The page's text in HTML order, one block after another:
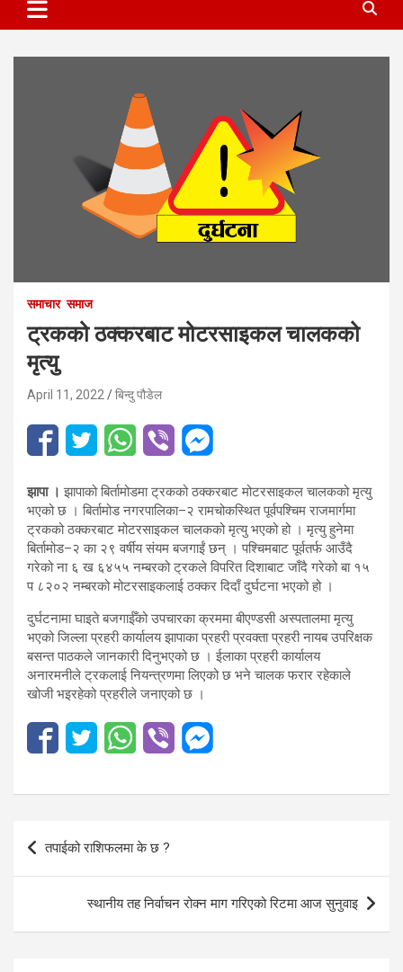
समाचार समाज
ट्रकको ठक्करबाट मोटरसाइकल चालकको
मृत्यु
April 11, 2022 बिन्दु पौडेल
झापा । झापाको बिर्तामोडमा ट्रकको ठक्करबाट मोटरसाइकल चालकको मृत्यु
भएको छ । बिर्तामोड नगरपालिका–२ रामचोकस्थित पूर्वपश्चिम राजमार्गमा
ट्रकको ठक्करबाट मोटरसाइकल चालकको मृत्यु भएको हो । मृत्यु हुनेमा
बिर्तामोड–२ का २९ वर्षीय संयम बजगाईं छन् । पश्चिमबाट पूर्वतर्फ आउँदै
गरेको ना ६ ख ६४५५ नम्बरको ट्रकले विपरित दिशाबाट जाँदै गरेको बा १५
प ८२०२ नम्बरको मोटरसाइकलाई ठक्कर दिदाँ दुर्घटना भएको हो ।
दुर्घटनामा घाइते बजगाईँको उपचारका क्रममा बीएण्डसी अस्पतालमा मृत्यु
भएको जिल्ला प्रहरी कार्यालय झापाका प्रहरी प्रवक्ता प्रहरी नायब उपरिक्षक
बसन्त पाठकले जानकारी दिनुभएको छ । ईलाका प्रहरी कार्यालय
अनारमनीले ट्रकलाई नियन्त्रणमा लिएको छ भने चालक फरार रहेकाले
खोजी भइरहेको प्रहरीले जनाएको छ ।
Post
navigation
तपाईको राशिफलमा के छ ?
स्थानीय तह निर्वाचन रोक्न माग गरिएको रिटमा आज सुनुवाइ